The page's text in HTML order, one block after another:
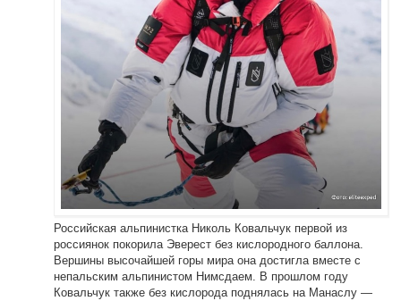
Российская альпинистка Николь Ковальчук первой из
россиянок покорила Эверест без кислородного баллона.
Вершины высочайшей горы мира она достигла вместе с
непальским альпинистом Нимсдаем. В прошлом году
Ковальчук также без кислорода поднялась на Манаслу —